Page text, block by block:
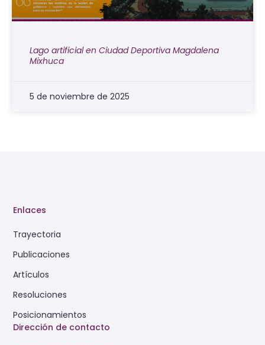
Lago artificial en Ciudad Deportiva Magdalena
Mixhuca
5 de noviembre de 2025
Dirección de contacto
Enlaces
Trayectoria
Publicaciones
Artículos
Resoluciones
Posicionamientos